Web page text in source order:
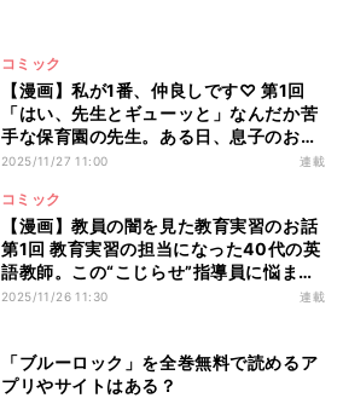
コミック
【漫画】私が1番、仲良しです♡ 第1回
「はい、先生とギューッと」なんだか苦
手な保育園の先生。ある日、息子のお迎
えに行くと…?
2025/11/27 11:00 連載
コミック
【漫画】教員の闇を見た教育実習のお話
第1回 教育実習の担当になった40代の英
語教師。この“こじらせ”指導員に悩まさ
れることに――
2025/11/26 11:30 連載
「ブルーロック」を全巻無料で読めるア
プリやサイトはある？